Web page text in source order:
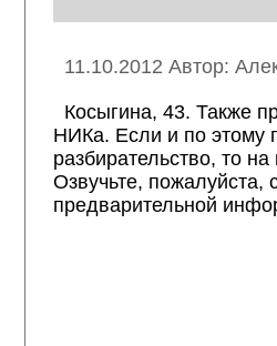
11.10.2012 Автор:
Косыгина, 43. Также
НИКа. Если и по этому
разбирательство, то
Озвучьте, пожалуйста,
предварительной